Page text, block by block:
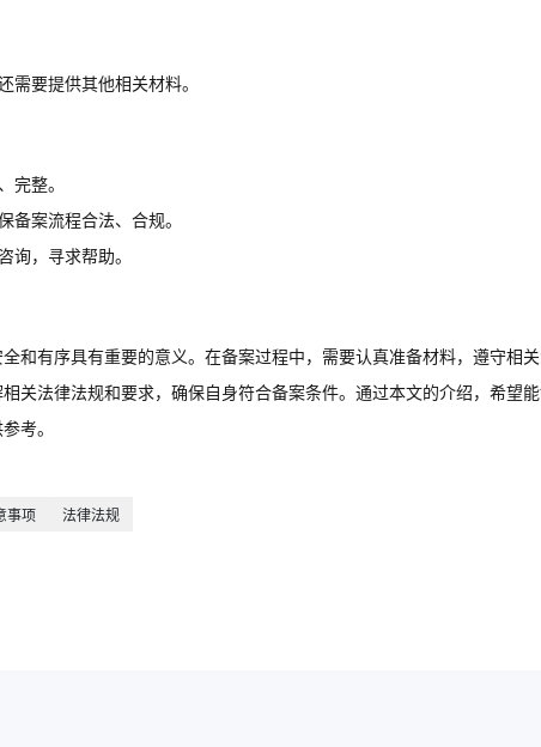
要提供其他相关材料。
完整。
案流程合法、合规。
询，寻求帮助。
和有序具有重要的意义。在备案过程中，需要认真准备材料，遵守相
关法律法规和要求，确保自身符合备案条件。通过本文的介绍，希望
考。
事项 法律法规